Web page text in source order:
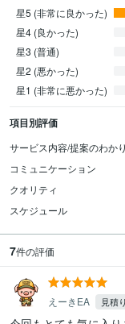
星5 (非常に良かった)
星4 (良かった)
星3 (普通)
星2 (悪かった)
星1 (非常に悪かった)
項目別評価
サービス内容/提案のわか
コミュニケーション
クオリティ
スケジュール
7件の評価
えーきEA 見積